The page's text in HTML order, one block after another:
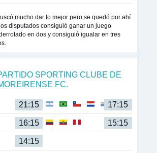
mucho dar lo mejor pero se quedó por ahí
disputados consiguió ganar un juego
en dos y consiguió igualar en tres
SPORTING CLUBE DE
FC.
21:15 17:15
16:15 15:15
14:15